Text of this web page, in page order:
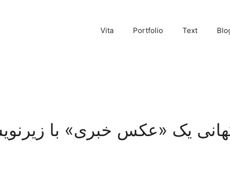
Vita Portfolio Text
یک «عکس خبری» با